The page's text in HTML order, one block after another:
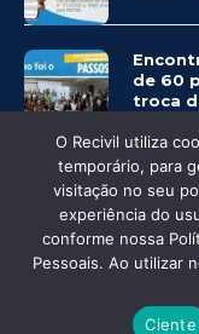
de 60
troca
0
© Recivil
Desenvolvido por:
O Recivil utiliza
temporário, para
visitação no seu
experiência do
conforme nossa
Pessoais. Ao utilizar
Ciente